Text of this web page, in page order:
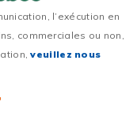
l’exécution en
commerciales ou non,
veuillez nous